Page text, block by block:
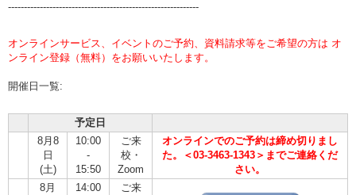
------------------------------------------------------------
オンラインサービス、イベントのご予約、資料請求等をご希望の方は オ
ンライン登録（無料）をお願いいたします。
開催日一覧:
予定日
8月8
日
(土)
10:00
-
15:50
ご来
校・
Zoom
オンラインでのご予約は締め切りまし
た。＜03-3463-1343＞までご連絡くだ
さい。
8月
14:00
ご来